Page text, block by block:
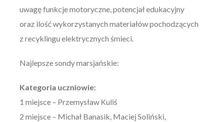
uwagę funkcje motoryczne, potencjał edukacyjny
oraz ilość wykorzystanych materiałów pochodzących
z recyklingu elektrycznych śmieci.
Najlepsze sondy marsjańskie:
Kategoria uczniowie:
1 miejsce – Przemysław Kuliś
2 miejsce – Michał Banasik, Maciej Soliński,